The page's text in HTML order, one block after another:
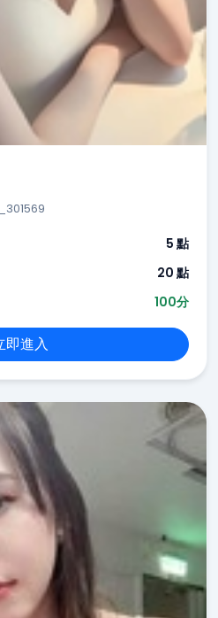
5 點
20 點
100分
即進入